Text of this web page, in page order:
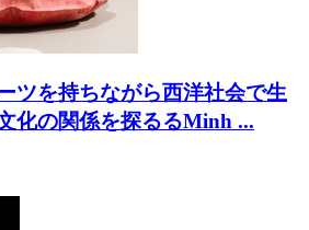
ツを持ちながら西洋社会で生
化の関係を探るるMinh ...